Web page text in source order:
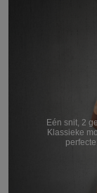
Eén snit, 2
Klassieke